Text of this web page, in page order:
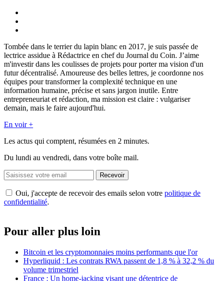
Tombée dans le terrier du lapin blanc en 2017, je suis passée de
lectrice assidue à Rédactrice en chef du Journal du Coin. J’aime
m'investir dans les coulisses de projets pour porter ma vision d'un
futur décentralisé. Amoureuse des belles lettres, je coordonne nos
équipes pour transformer la complexité technique en une
information humaine, précise et sans jargon inutile. Entre
entrepreneuriat et rédaction, ma mission est claire : vulgariser
demain, mais le faire aujourd'hui.
En voir +
Les actus qui comptent, résumées en 2 minutes.
Du lundi au vendredi, dans votre boîte mail.
Recevoir
Oui, j'accepte de recevoir des emails selon votre politique de
confidentialité.
Pour aller plus loin
Bitcoin et les cryptomonnaies moins performants que l'or
Hyperliquid : Les contrats RWA passent de 1,8 % à 32,2 % du
volume trimestriel
France : Un home-jacking visant une détentrice de